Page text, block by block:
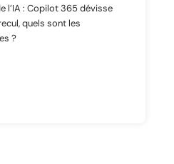
l’IA : Copilot 365 dévisse
quels sont les
?